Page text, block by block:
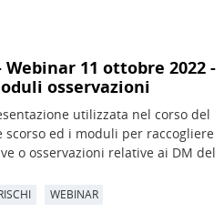
11 ottobre 2022 -
osservazioni
utilizzata nel corso del
ed i moduli per raccogliere
o osservazioni relative ai DM del
WEBINAR